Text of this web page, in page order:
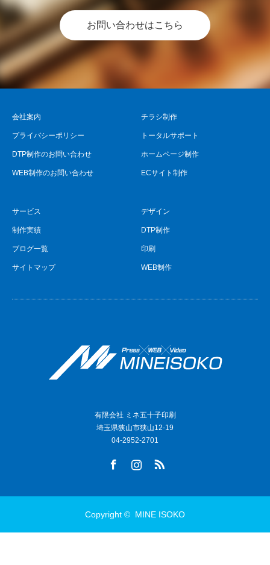
お問い合わせはこちら
会社案内
プライバシーポリシー
DTP制作のお問い合わせ
WEB制作のお問い合わせ
チラシ制作
トータルサポート
ホームページ制作
ECサイト制作
サービス
制作実績
ブログ一覧
サイトマップ
デザイン
DTP制作
印刷
WEB制作
有限会社 ミネ五十子印刷
埼玉県狭山市狭山12-19
04-2952-2701
Copyright © MINE ISOKO